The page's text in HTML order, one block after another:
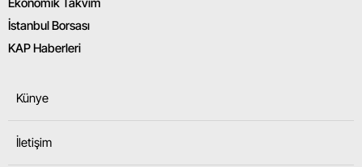
İstanbul Borsası
KAP Haberleri
Künye
İletişim